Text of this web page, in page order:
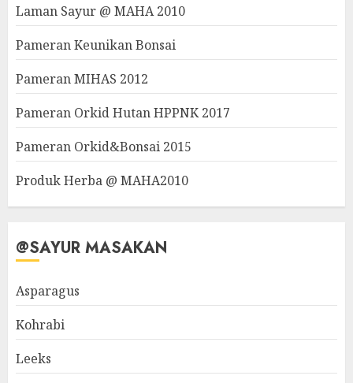
Laman Sayur @ MAHA 2010
Pameran Keunikan Bonsai
Pameran MIHAS 2012
Pameran Orkid Hutan HPPNK 2017
Pameran Orkid&Bonsai 2015
Produk Herba @ MAHA2010
@SAYUR MASAKAN
Asparagus
Kohrabi
Leeks